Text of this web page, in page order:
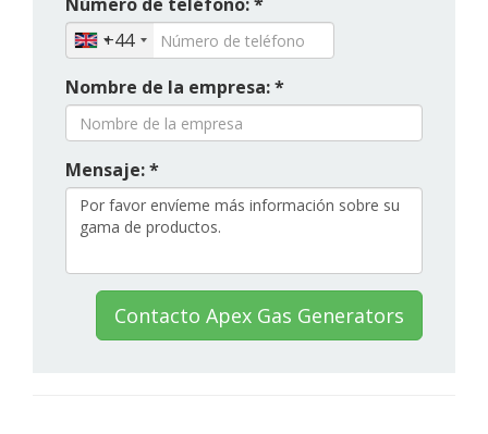
+44
Nombre de la empresa: *
Mensaje: *
Contacto Apex Gas Generators